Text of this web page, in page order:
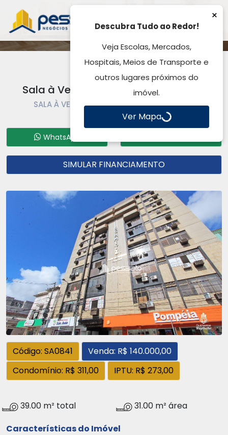
Sala à Venda, Centro - Gravataí, RS
SALA À VENDA | SALA | GRAVATAÍ | CENTRO
Código: SA0841
WhatsApp
SIMULAR FINANCIAMENTO
Código: SA0841
Venda: R$ 140.000,00
Condomínio: R$ 311,00
IPTU: R$ 273,00
39.00 m² total
31.00 m² área
Características do Imóvel
×
Descubra Tudo ao Redor!
Veja Escolas, Mercados,
Hospitais, Meios de Transporte e
outros lugares próximos do
imóvel.
Ver Mapa